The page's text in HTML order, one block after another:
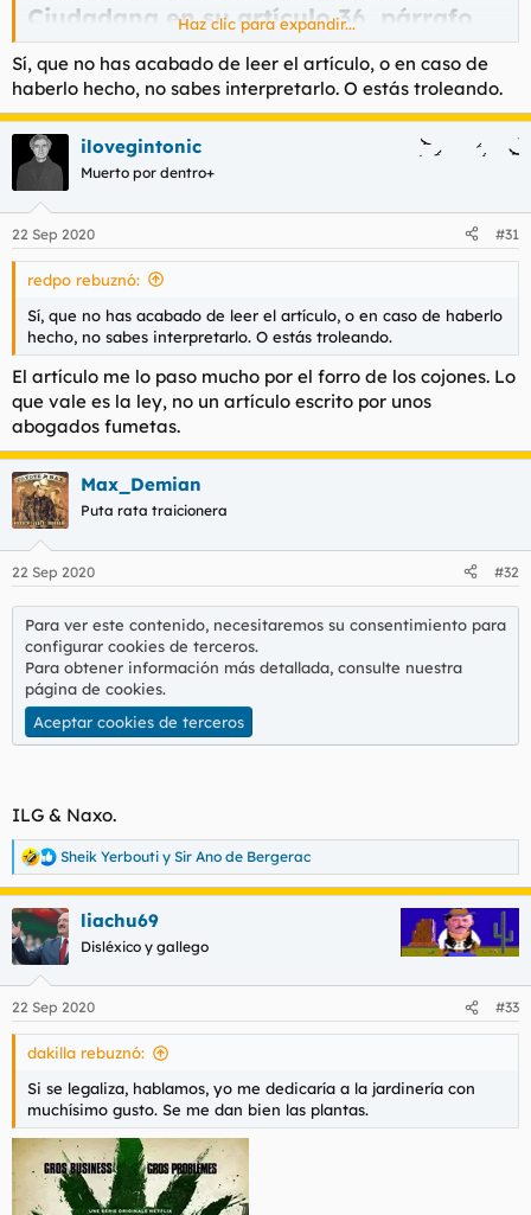
Ciudadana en su artículo 36, párrafo
18. En este artículo se expresa que
“sólo se sanciona el cultivo de
cannabis en lugares visibles al
público”. Al leer esto muchas personas
pensaron que el Estado español iba a
despenalizar el consumo y cultivo de
cannabis.​
Pero nada esta más lejos de la
realidad. Existe un entramado legal
vigente que desmitifica la creencia de
que estamos cerca de la legalización
del cannabis.​
Redpo, tenemos un problema.
Haz clic para expandir...
Sí, que no has acabado de leer el artículo, o en caso de
haberlo hecho, no sabes interpretarlo. O estás troleando.
ilovegintonic
Muerto por dentro+
22 Sep 2020 #31
redpo rebuznó:
Sí, que no has acabado de leer el artículo, o en caso de haberlo
hecho, no sabes interpretarlo. O estás troleando.
El artículo me lo paso mucho por el forro de los cojones. Lo
que vale es la ley, no un artículo escrito por unos
abogados fumetas.
Max_Demian
Puta rata traicionera
22 Sep 2020 #32
Para ver este contenido, necesitaremos su consentimiento para
configurar cookies de terceros.
Para obtener información más detallada, consulte nuestra
página de cookies.
Aceptar cookies de terceros
ILG & Naxo.
R
e
a
c
c
e
s
Sheik Yerbouti y Sir Ano de Bergerac
liachu69
Disléxico y gallego
22 Sep 2020 #33
dakilla rebuznó:
Si se legaliza, hablamos, yo me dedicaría a la jardinería con
muchísimo gusto. Se me dan bien las plantas.